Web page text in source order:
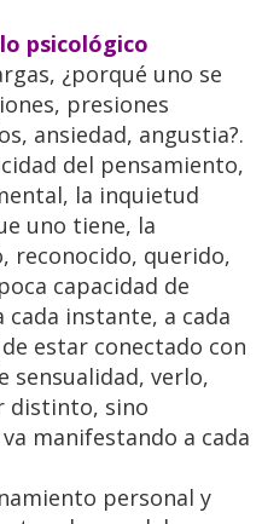
psicológico
¿porqué uno se
presiones
ansiedad, angustia?.
del pensamiento,
la inquietud
uno tiene, la
reconocido, querido,
capacidad de
cada instante, a cada
estar conectado con
sensualidad, verlo,
distinto, sino
manifestando a cada
personal y